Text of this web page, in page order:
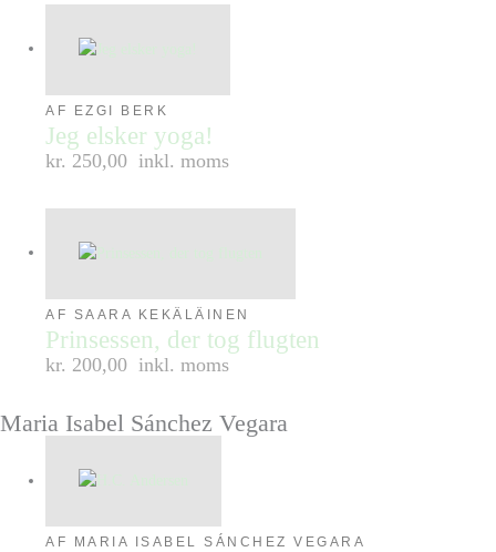
AF EZGI BERK
Jeg elsker yoga!
kr. 250,00 inkl. moms
AF SAARA KEKÄLÄINEN
Prinsessen, der tog flugten
kr. 200,00 inkl. moms
Maria Isabel Sánchez Vegara
AF MARIA ISABEL SÁNCHEZ VEGARA